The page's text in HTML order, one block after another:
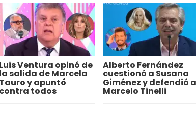
Luis Ventura opinó de
la salida de Marcela
Tauro y apuntó
contra todos
Alberto Fernández
cuestionó a Susana
Giménez y defendió a
Marcelo Tinelli